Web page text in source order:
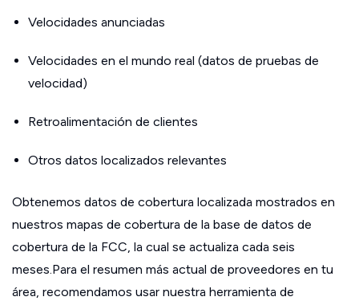
Velocidades anunciadas
Velocidades en el mundo real (datos de pruebas de
velocidad)
Retroalimentación de clientes
Otros datos localizados relevantes
Obtenemos datos de cobertura localizada mostrados en
nuestros mapas de cobertura de la base de datos de
cobertura de la FCC, la cual se actualiza cada seis
meses.Para el resumen más actual de proveedores en tu
área, recomendamos usar nuestra herramienta de